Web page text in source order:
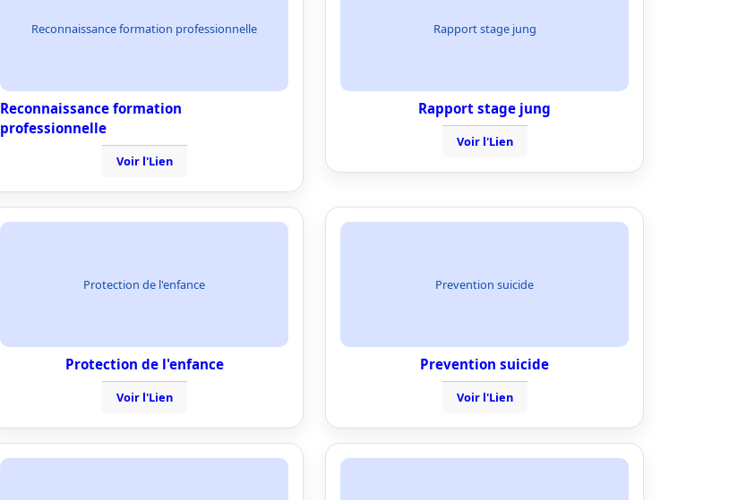
Reconnaissance formation professionnelle
Reconnaissance formation
professionnelle
Voir l'Lien
Rapport stage jung
Rapport stage jung
Voir l'Lien
Protection de l'enfance
Protection de l'enfance
Voir l'Lien
Prevention suicide
Prevention suicide
Voir l'Lien